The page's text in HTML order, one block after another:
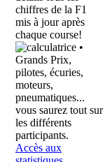
chiffres de la F1
mis à jour après
chaque course!
•
Grands Prix,
pilotes, écuries,
moteurs,
pneumatiques...
vous saurez tout sur
les différents
participants.
Accès aux